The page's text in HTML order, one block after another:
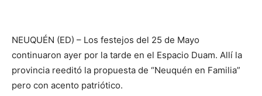
NEUQUÉN (ED) – Los festejos del 25 de Mayo
continuaron ayer por la tarde en el Espacio Duam. Allí la
provincia reeditó la propuesta de “Neuquén en Familia”
pero con acento patriótico.